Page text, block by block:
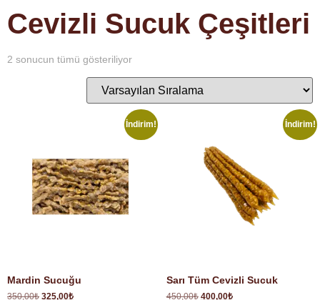
Cevizli Sucuk Çeşitleri
2 sonucun tümü gösteriliyor
İndirim!
Mardin Sucuğu
350,00₺ 325,00₺
İndirim!
Sarı Tüm Cevizli Sucuk
450,00₺ 400,00₺